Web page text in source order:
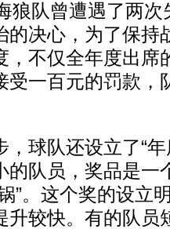
队曾遭遇了两次
的决心，为了保持
，不仅全年度出席
受一百元的罚款，
队还设立了“年
的队员，奖品是一
”。这个奖的设立
升较快。有的队员